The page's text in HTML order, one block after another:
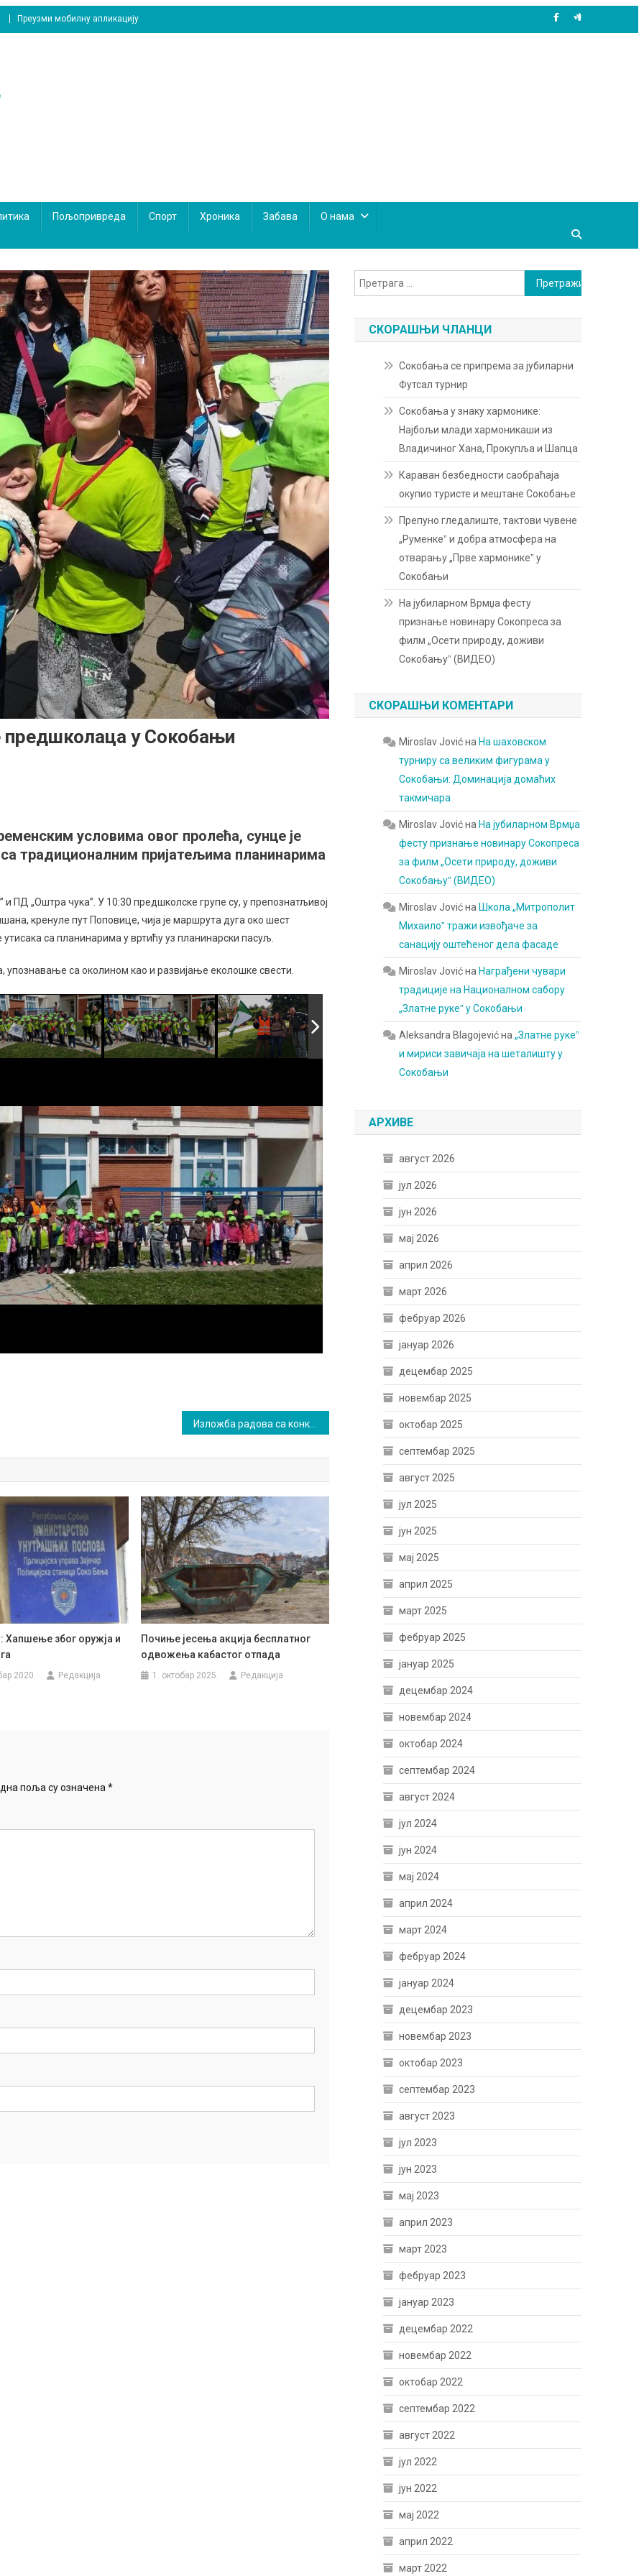
Преузми мобилну апликацију
Пољопривреда Спорт Хроника Забава О нама
у Сокобањи
условима овог пролећа, сунце је
традиционалним пријатељима планинарима
ПД „Оштра чука”. У 10:30 предшколске групе су, у препознатљивој
кренуле пут Поповице, чија је маршрута дуга око шест
са планинарима у вртићу уз планинарски пасуљ.
са околином као и развијање еколошке свести.
Хапшење због оружја и
2020. Редакција
Почиње јесења акција бесплатног
одвожења кабастог отпада
1. октобар 2025. Редакција
поља су означена *
Претрага
за:
СКОРАШЊИ ЧЛАНЦИ
Сокобања се припрема за јубиларни
Футсал турнир
Сокобања у знаку хармонике:
Најбољи млади хармоникаши из
Владичиног Хана, Прокупља и Шапца
Караван безбедности саобраћаја
окупио туристе и мештане Сокобање
Препуно гледалиште, тактови чувене
„Руменкеˮ и добра атмосфера на
отварању „Прве хармоникеˮ у
Сокобањи
На јубиларном Врмџа фесту
признање новинару Сокопреса за
филм „Осети природу, доживи
Сокобањуˮ (ВИДЕО)
СКОРАШЊИ КОМЕНТАРИ
Miroslav Jovićна На шаховском
турниру са великим фигурама у
Сокобањи: Доминација домаћих
такмичара
Miroslav Jovićна На јубиларном Врмџа
фесту признање новинару Сокопреса
за филм „Осети природу, доживи
Сокобањуˮ (ВИДЕО)
Miroslav Jovićна Школа „Митрополит
Михаилоˮ тражи извођаче за
санацију оштећеног дела фасаде
Miroslav Jovićна Награђени чувари
традиције на Националном сабору
„Златне рукеˮ у Сокобањи
Aleksandra Blagojevićна„Златне рукеˮ
и мириси завичаја на шеталишту у
Сокобањи
АРХИВЕ
август 2026
јул 2026
јун 2026
мај 2026
април 2026
март 2026
фебруар 2026
јануар 2026
децембар 2025
новембар 2025
октобар 2025
септембар 2025
август 2025
јул 2025
јун 2025
мај 2025
април 2025
март 2025
фебруар 2025
јануар 2025
децембар 2024
новембар 2024
октобар 2024
септембар 2024
август 2024
јул 2024
јун 2024
мај 2024
април 2024
март 2024
фебруар 2024
јануар 2024
децембар 2023
новембар 2023
октобар 2023
септембар 2023
август 2023
јул 2023
јун 2023
мај 2023
април 2023
март 2023
фебруар 2023
јануар 2023
децембар 2022
новембар 2022
октобар 2022
септембар 2022
август 2022
јул 2022
јун 2022
мај 2022
април 2022
март 2022